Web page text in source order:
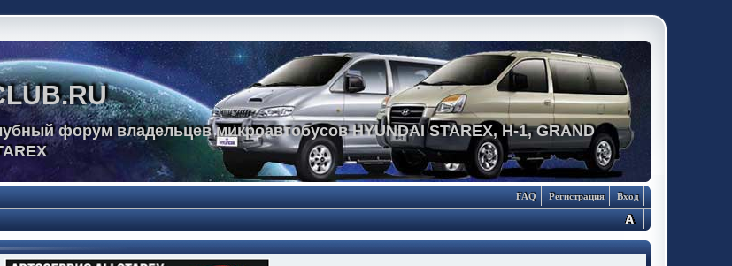
форум владельцев микроавтобусов HYUNDAI STAREX, H-1, GRAND
Вход
Регистрация
FAQ